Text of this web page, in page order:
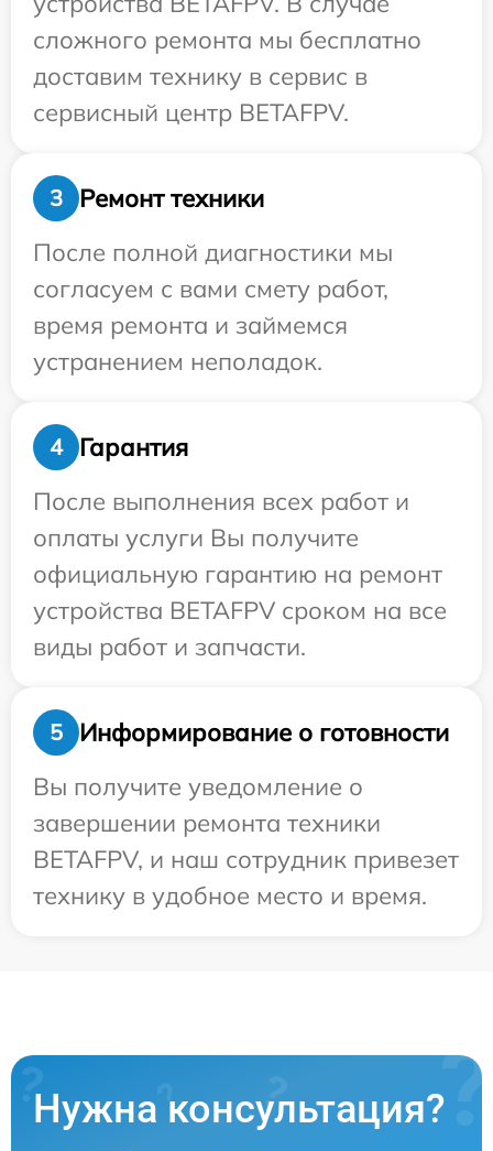
сложного ремонта мы бесплатно
доставим технику в сервис в
сервисный центр BETAFPV.
3
Ремонт техники
После полной диагностики мы
согласуем с вами смету работ,
время ремонта и займемся
устранением неполадок.
4
Гарантия
После выполнения всех работ и
оплаты услуги Вы получите
официальную гарантию на ремонт
устройства BETAFPV сроком на все
виды работ и запчасти.
5
Информирование о готовности
Вы получите уведомление о
завершении ремонта техники
BETAFPV, и наш сотрудник привезет
технику в удобное место и время.
Нужна консультация?